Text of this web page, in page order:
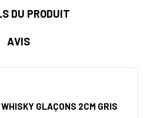
DU PRODUIT
AVIS
GLAÇONS 2CM GRIS